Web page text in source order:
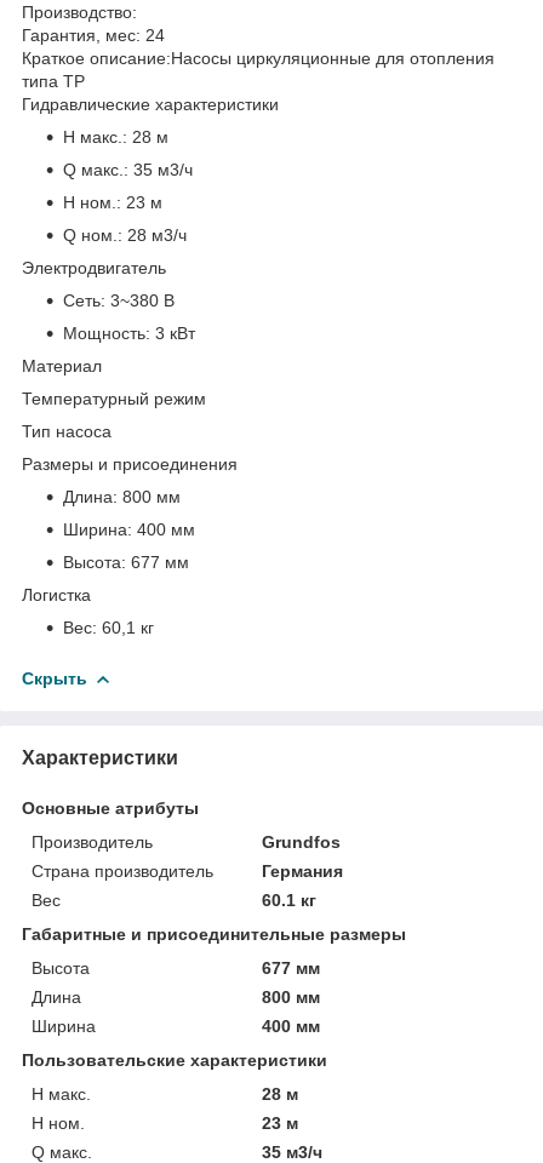
Производство:
Гарантия, мес: 24
Краткое описание:Насосы циркуляционные для отопления
типа TP
Гидравлические характеристики
H макс.: 28 м
Q макс.: 35 м3/ч
H ном.: 23 м
Q ном.: 28 м3/ч
Электродвигатель
Сеть: 3~380 В
Мощность: 3 кВт
Материал
Температурный режим
Тип насоса
Размеры и присоединения
Длина: 800 мм
Ширина: 400 мм
Высота: 677 мм
Логистка
Вес: 60,1 кг
Скрыть
Характеристики
Основные атрибуты
Производитель
Grundfos
Страна производитель
Германия
Вес
60.1 кг
Габаритные и присоединительные размеры
Высота
677 мм
Длина
800 мм
Ширина
400 мм
Пользовательские характеристики
H макс.
28 м
H ном.
23 м
Q макс.
35 м3/ч